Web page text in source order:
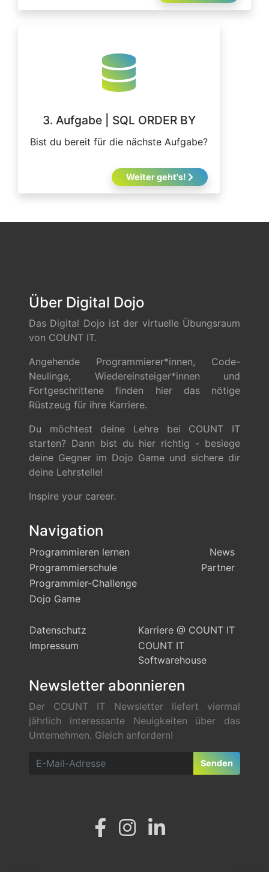
3. Aufgabe | SQL ORDER BY
Bist du bereit für die nächste Aufgabe?
Weiter geht's!
Über Digital Dojo
Das Digital Dojo ist der virtuelle Übungsraum
von COUNT IT.
Angehende Programmierer*innen, Code-
Neulinge, Wiedereinsteiger*innen und
Fortgeschrittene finden hier das nötige
Rüstzeug für ihre Karriere.
Du möchtest deine Lehre bei COUNT IT
starten? Dann bist du hier richtig - besiege
deine Gegner im Dojo Game und sichere dir
deine Lehrstelle!
Inspire your career.
Navigation
Programmieren lernen
News
Programmierschule
Partner
Programmier-Challenge
Dojo Game
Datenschutz
Karriere @ COUNT IT
Impressum
COUNT IT
Softwarehouse
Newsletter abonnieren
Der COUNT IT Newsletter liefert viermal
jährlich interessante Neuigkeiten über das
Unternehmen. Gleich anfordern!
Senden